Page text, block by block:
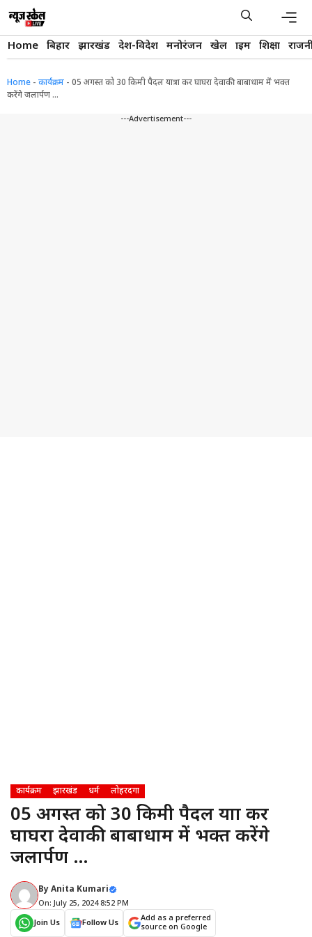
content
Home बिहार झारखंड देश-विदेश मनोरंजन खेल क्राइम शिक्षा
Home - कार्यक्रम - 05 अगस्त को 30 किमी पैदल यात्रा कर घाघरा देवाकी बाबाधाम में भक्त
करेंगे जलार्पण …
---Advertisement---
कार्यक्रम झारखंड धर्म लोहरदगा
05 अगस्त को 30 किमी पैदल यात्रा कर
घाघरा देवाकी बाबाधाम में भक्त करेंगे
जलार्पण …
ByAnita Kumari
On: July 25, 2024 8:52 PM
Join Us
Follow Us
Add as a preferred
source on Google